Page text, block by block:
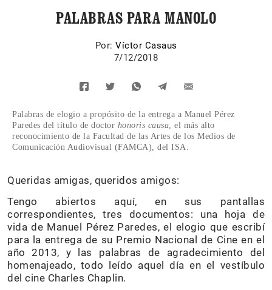
PALABRAS PARA MANOLO
Por: Víctor Casaus
7/12/2018
Palabras de elogio a propósito de la entrega a Manuel Pérez
Paredes del título de doctor honoris causa , el más alto
reconocimiento de la Facultad de las Artes de los Medios de
Comunicación Audiovisual (FAMCA), del ISA.
Queridas amigas, queridos amigos:
Tengo abiertos aquí, en sus pantallas
correspondientes, tres documentos: una hoja de
vida de Manuel Pérez Paredes, el elogio que escribí
para la entrega de su Premio Nacional de Cine en el
año 2013, y las palabras de agradecimiento del
homenajeado, todo leído aquel día en el vestíbulo
del cine Charles Chaplin.